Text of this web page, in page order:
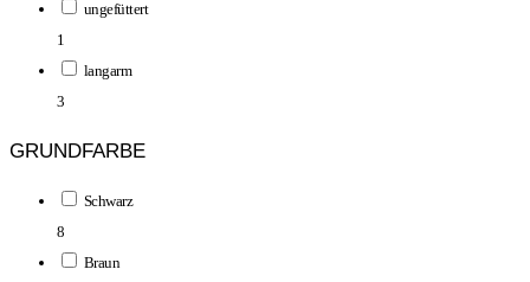
ungefüttert
1
langarm
3
GRUNDFARBE
Schwarz
8
Braun